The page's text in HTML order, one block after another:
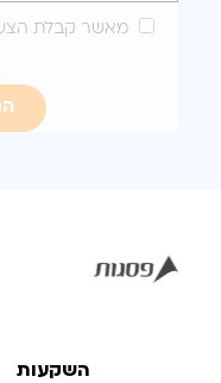
מותאמת
מאשר קבלת
לפתיחת
השקעות